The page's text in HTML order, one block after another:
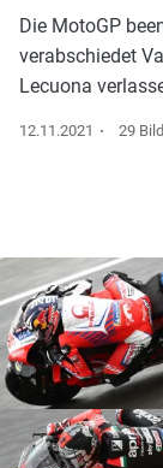
Die MotoGP
verabschiedet
Lecuona
12.11.2021 29